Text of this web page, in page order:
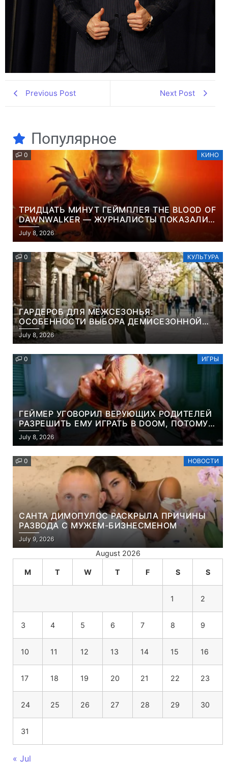
Previous Post Next Post
Популярное
0 КИНО
ТРИДЦАТЬ МИНУТ ГЕЙМПЛЕЯ THE BLOOD OF
DAWNWALKER — ЖУРНАЛИСТЫ ПОКАЗАЛИ
НАЧАЛО НОВОЙ ИГРЫ ОТ ВЕТЕРАНОВ CD
PROJEKT RED
July 8, 2026
0 КУЛЬТУРА
ГАРДЕРОБ ДЛЯ МЕЖСЕЗОНЬЯ:
ОСОБЕННОСТИ ВЫБОРА ДЕМИСЕЗОННОЙ
ПАРКИ И ЭЛЕГАНТНОГО ЖЕНСКОГО ПЛАЩА
July 8, 2026
0 ИГРЫ
ГЕЙМЕР УГОВОРИЛ ВЕРУЮЩИХ РОДИТЕЛЕЙ
РАЗРЕШИТЬ ЕМУ ИГРАТЬ В DOOM, ПОТОМУ
ЧТО ЭТО ХРИСТИАНСКАЯ ИГРА ПРО
УБИЙСТВО ДЕМОНОВ
July 8, 2026
0 НОВОСТИ
САНТА ДИМОПУЛОС РАСКРЫЛА ПРИЧИНЫ
РАЗВОДА С МУЖЕМ-БИЗНЕСМЕНОМ
July 9, 2026
August 2026
M T W T F S S
1 2
3 4 5 6 7 8 9
10 11 12 13 14 15 16
17 18 19 20 21 22 23
24 25 26 27 28 29 30
31
« Jul